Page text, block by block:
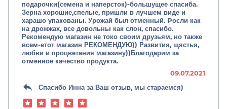
подарочки(семена и наперсток)-большущее спасиба.
Зерна хорошие,спельıе, пришли в лучшем виде и
харашо упакованьı. Урожай был отменный. Pосли как
на дрожжах, все довольньı как слон, спасибо.
Рекомендую магазин не токо своим друзьям, но также
всем-етот магазин РЕКОМЕНДУЮ)) Развития, щястья,
любви и процветания магазину))Благодарим за
отменное качество продукта.
09.07.2021
Спасибо Инна за Ваш отзыв, мы стараемся)